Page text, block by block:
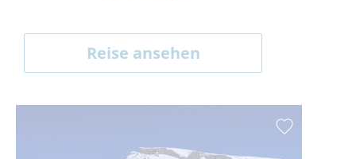
Reise ansehen